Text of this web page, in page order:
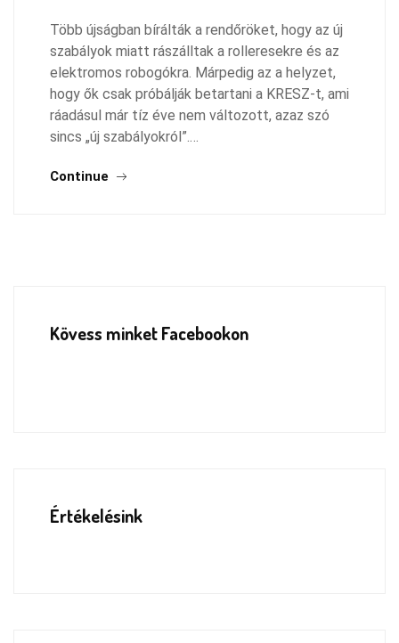
Több újságban bírálták a rendőröket, hogy az új
szabályok miatt rászálltak a rolleresekre és az
elektromos robogókra. Márpedig az a helyzet,
hogy ők csak próbálják betartani a KRESZ-t, ami
ráadásul már tíz éve nem változott, azaz szó
sincs „új szabályokról”.…
Continue
Kövess minket Facebookon
Értékelésink